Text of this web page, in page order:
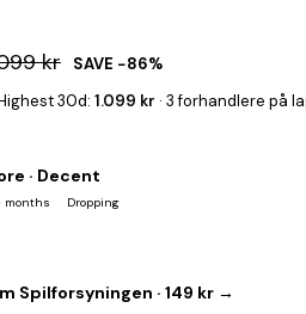
kr
SAVE −86%
Highest 30d: 1.099 kr · 3 forhandlere på
· Decent
months Dropping
Spilforsyningen · 149 kr →